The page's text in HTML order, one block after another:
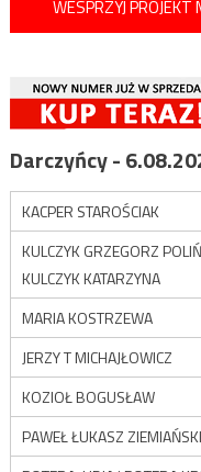
WESPRZYJ
Darczyńcy -
KACPER STAROŚCIAK
KULCZYK GRZEGORZ
KULCZYK KATARZYNA
MARIA KOSTRZEWA
JERZY T MICHAJŁOWICZ
KOZIOŁ BOGUSŁAW
PAWEŁ ŁUKASZ ZIEMIAŃSKI